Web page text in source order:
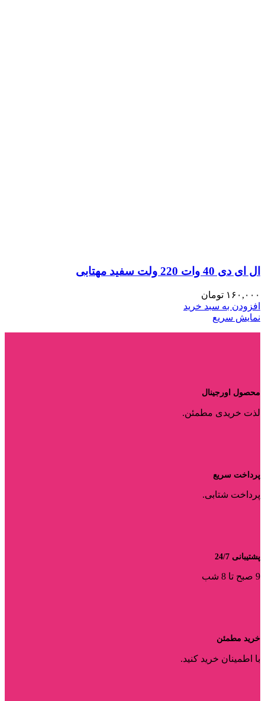
ال ای دی 40 وات 220 ولت سفید مهتابی
۱۶۰,۰۰۰ تومان
افزودن به سبد خرید
نمایش سریع
محصول اورجینال
لذت خریدی مطمئن.
پرداخت سریع
پرداخت شتابی.
پشتیبانی 24/7
9 صبح تا 8 شب
خرید مطمئن
با اطمینان خرید کنید.